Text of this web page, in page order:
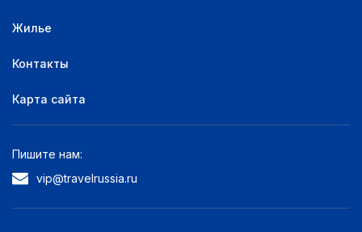
Жилье
Контакты
Карта сайта
Пишите нам:
vip@travelrussia.ru